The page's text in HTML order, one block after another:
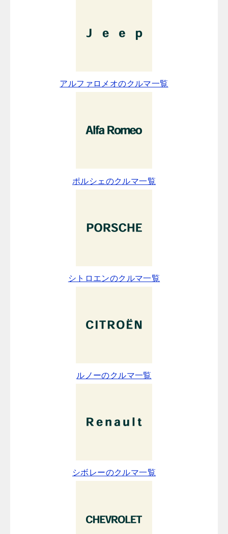
アルファロメオのクルマ一覧
ポルシェのクルマ一覧
シトロエンのクルマ一覧
ルノーのクルマ一覧
シボレーのクルマ一覧